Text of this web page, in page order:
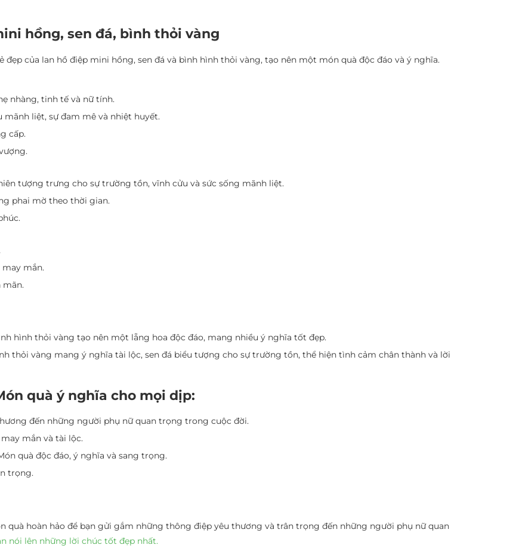
hồng, sen đá, bình thỏi vàng
đẹp của lan hồ điệp mini hồng, sen đá và bình hình thỏi vàng, tạo nên một món quà độc đáo và ý nghĩa.
nhàng, tinh tế và nữ tính.
liệt, sự đam mê và nhiệt huyết.
cấp.
tượng trưng cho sự trường tồn, vĩnh cửu và sức sống mãnh liệt.
phai mờ theo thời gian.
mắn.
mãn.
hình thỏi vàng tạo nên một lẵng hoa độc đáo, mang nhiều ý nghĩa tốt đẹp.
thỏi vàng mang ý nghĩa tài lộc, sen đá biểu tượng cho sự trường tồn, thể hiện tình cảm chân thành và lời
quà ý nghĩa cho mọi dịp:
đến những người phụ nữ quan trọng trong cuộc đời.
mắn và tài lộc.
quà độc đáo, ý nghĩa và sang trọng.
trọng.
quà hoàn hảo để bạn gửi gắm những thông điệp yêu thương và trân trọng đến những người phụ nữ quan
nói lên những lời chúc tốt đẹp nhất.